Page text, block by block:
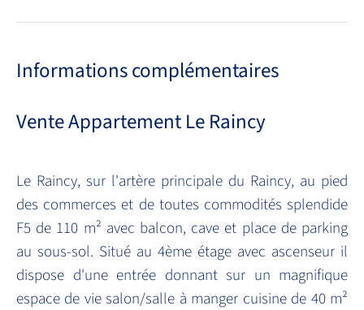
Informations complémentaires
Vente Appartement Le Raincy
Le Raincy, sur l'artère principale du Raincy, au pied
des commerces et de toutes commodités splendide
F5 de 110 m² avec balcon, cave et place de parking
au sous-sol. Situé au 4ème étage avec ascenseur il
dispose d'une entrée donnant sur un magnifique
espace de vie salon/salle à manger cuisine de 40 m²